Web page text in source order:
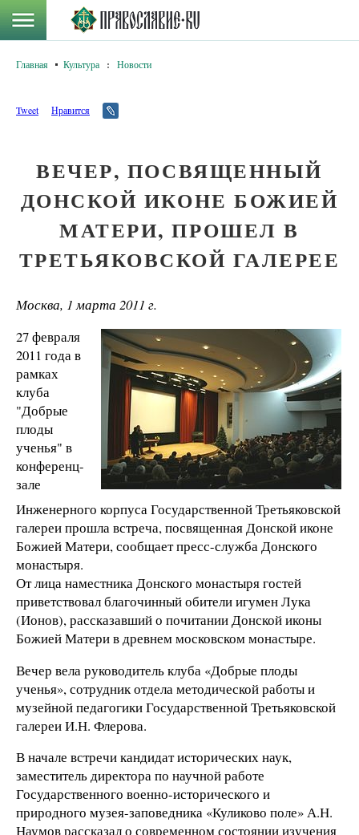
Главная Культура : Новости
Tweet Нравится
ВЕЧЕР, ПОСВЯЩЕННЫ​Й
ДОНСКОЙ ИКОНЕ БОЖИЕЙ
МАТЕРИ, ПРОШЕЛ В
ТРЕТЬЯКОВСКОЙ ГАЛЕРЕЕ
Москва, 1 марта 2011 г.
27 февраля
2011 года в
рамках
клуба
"Добрые
плоды
ученья" в
конференц-
зале
Инженерного корпуса Государственной Третьяковской
галереи прошла встреча, посвященная Донской иконе
Божией Матери, сообщает пресс-служба Донского
монастыря.
От лица наместника Донского монастыря гостей
приветствовал благочинный обители игумен Лука
(Ионов), рассказавший о почитании Донской иконы
Божией Матери в древнем московском монастыре.
Вечер вела руководитель клуба «Добрые плоды
ученья», сотрудник отдела методической работы и
музейной педагогики Государственной Третьяковской
галереи И.Н. Флерова.
В начале встречи кандидат исторических наук,
заместитель директора по научной работе
Государственного военно-исторического и
природного музея-заповедника «Куликово поле» А.Н.
Наумов рассказал о современном состоянии изучения